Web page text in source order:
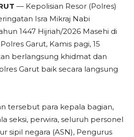
— Kepolisian Resor (Polres)
Isra Mikraj Nabi
1447 Hijriah/2026 Masehi di
Garut, Kamis pagi, 15
berlangsung khidmat dan
Garut baik secara langsung
tersebut para kepala bagian,
seksi, perwira, seluruh personel
sipil negara (ASN), Pengurus